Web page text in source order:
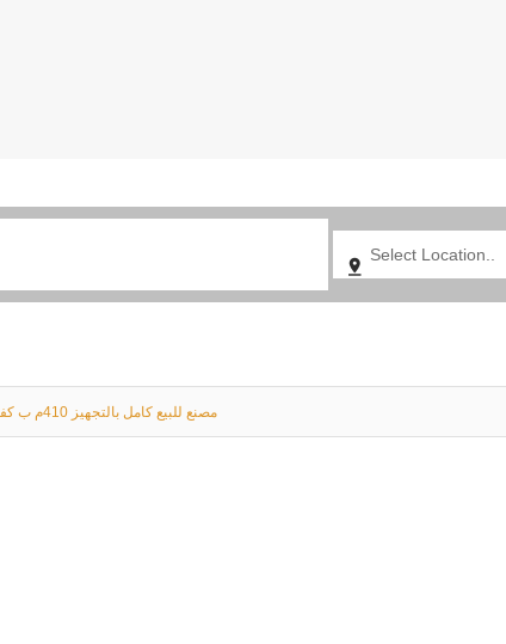
مصنع للبيع كامل بالتجهيز 410م ب كفر طهرومس فيصل عند حي الهرم بجانب ميدان الساعه